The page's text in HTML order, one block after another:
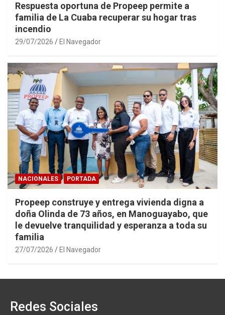
Respuesta oportuna de Propeep permite a
familia de La Cuaba recuperar su hogar tras
incendio
29/07/2026 El Navegador
NACIONALES PORTADA
Propeep construye y entrega vivienda digna a
doña Olinda de 73 años, en Manoguayabo, que
le devuelve tranquilidad y esperanza a toda su
familia
27/07/2026 El Navegador
Redes Sociales